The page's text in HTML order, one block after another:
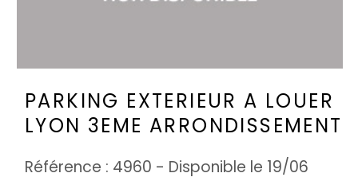
PARKING EXTERIEUR A LOUER
LYON 3EME ARRONDISSEMENT
Référence : 4960 - Disponible le 19/06